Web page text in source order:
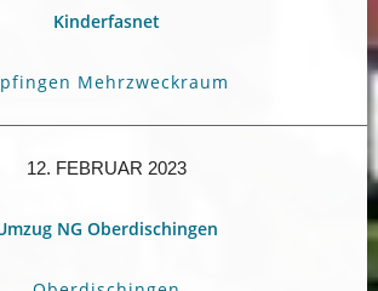
Kinderfasnet
Mehrzweckraum
12. FEBRUAR 2023
NG Oberdischingen